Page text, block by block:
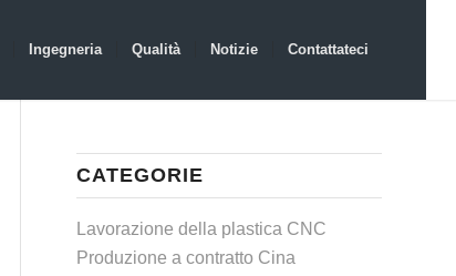
Ingegneria Qualità Notizie Contattateci
CATEGORIE
Lavorazione della plastica CNC
Produzione a contratto Cina